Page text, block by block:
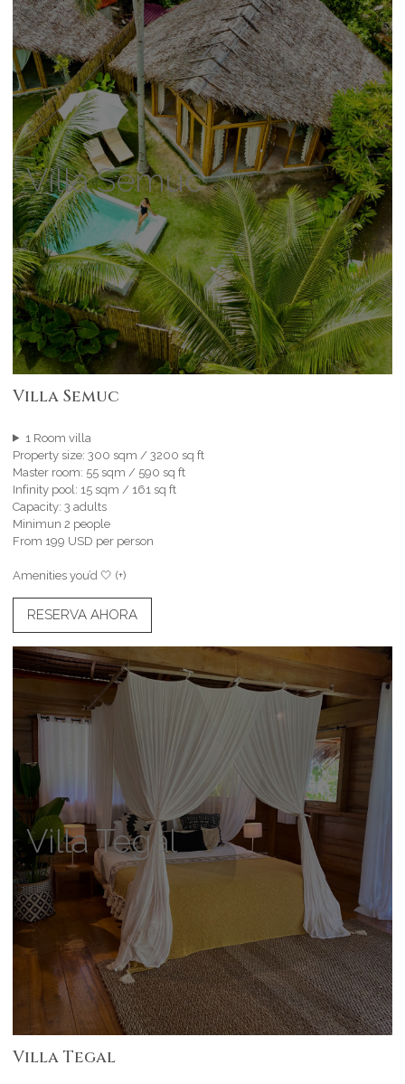
Villa Semuc
Villa Semuc
1 Room villa
Property size: 300 sqm / 3200 sq ft
Master room: 55 sqm / 590 sq ft
Infinity pool: 15 sqm / 161 sq ft
Capacity: 3 adults
Minimun 2 people
From 199 USD per person
Amenities you’d 🤍 (+)
RESERVA AHORA
Villa Tegal
Villa Tegal